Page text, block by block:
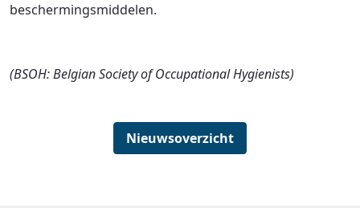
beschermingsmiddelen.
(BSOH: Belgian Society of Occupational Hygienists)
Nieuwsoverzicht